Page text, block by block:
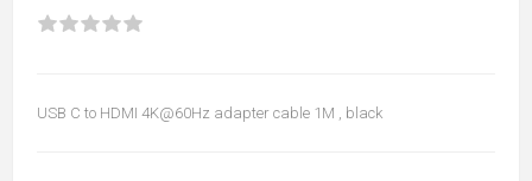
USB C to HDMI 4K@60Hz adapter cable 1M , black